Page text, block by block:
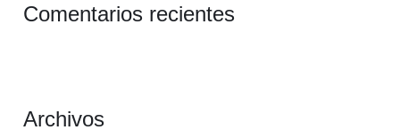
Comentarios recientes
Archivos